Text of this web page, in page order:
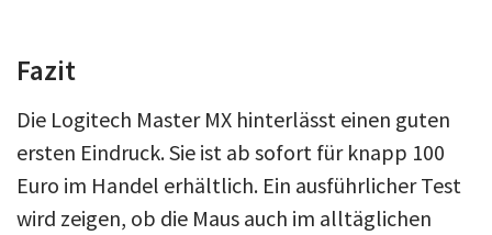
Fazit
Die Logitech Master MX hinterlässt einen guten
ersten Eindruck. Sie ist ab sofort für knapp 100
Euro im Handel erhältlich. Ein ausführlicher Test
wird zeigen, ob die Maus auch im alltäglichen